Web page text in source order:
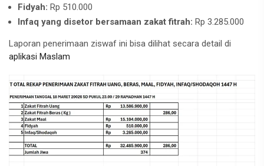
Fidyah: Rp 510.000
Infaq yang disetor bersamaan zakat fitrah: Rp 3.285.000
Laporan penerimaan ziswaf ini bisa dilihat secara detail di
aplikasi Maslam